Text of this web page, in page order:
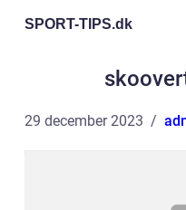
SPORT-TIPS.dk
29 december 2023